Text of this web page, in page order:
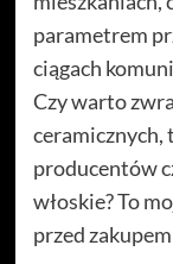
parametrem
ciągach
Czy warto
ceramicznych,
producentów
włoskie? To
przed